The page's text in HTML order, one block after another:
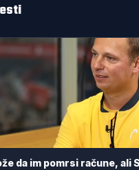
da im pomrsi račune, ali